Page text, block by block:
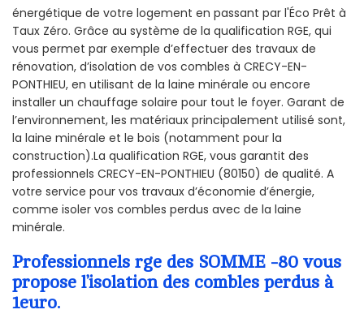
énergétique de votre logement en passant par l'Éco Prêt à
Taux Zéro. Grâce au système de la qualification RGE, qui
vous permet par exemple d’effectuer des travaux de
rénovation, d’isolation de vos combles à CRECY-EN-
PONTHIEU, en utilisant de la laine minérale ou encore
installer un chauffage solaire pour tout le foyer. Garant de
l’environnement, les matériaux principalement utilisé sont,
la laine minérale et le bois (notamment pour la
construction).La qualification RGE, vous garantit des
professionnels CRECY-EN-PONTHIEU (80150) de qualité. A
votre service pour vos travaux d’économie d’énergie,
comme isoler vos combles perdus avec de la laine
minérale.
Professionnels rge des SOMME -80 vous
propose l’isolation des combles perdus à
1euro.